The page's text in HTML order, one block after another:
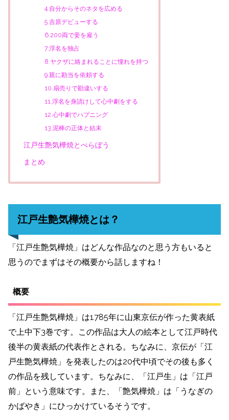
4.自分からそのネタを広める
5.吉原デビューする
6.200両で妾を雇う
7.浮名を独占
8.ヤクザに絡まれることに憧れを持つ
9.親に勘当を依頼する
10.扇売りで勘違いする
11.浮名を身請けして心中劇をする
12.心中劇でハプニング
13.泥棒の正体と結末
江戸生艶気樺焼とべらぼう
まとめ
江戸生艶気樺焼とは？
「江戸生艶気樺焼」はどんな作品なのと思う方もいると
思うのでまずはその概要から話しますね！
概要
「江戸生艶気樺焼」は1785年に山東京伝が作った黄表紙
で上中下3巻です。この作品は大人の絵本として江戸時代
後半の黄表紙の代表作とされる。ちなみに、京伝が「江
戸生艶気樺焼」を発表したのは20代中頃でその後も多く
の作品を残しています。ちなみに、「江戸生」は「江戸
前」という意味です。また、「艶気樺焼」は「うなぎの
かばやき」にひっかけているそうです。